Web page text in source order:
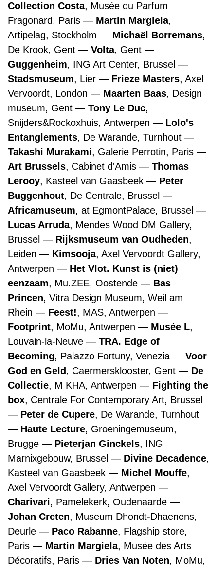
Collection Costa, Musée du Parfum
Fragonard, Paris
Martin Margiela,
Artipelag, Stockholm
Michaël Borremans,
De Krook, Gent
Volta, Gent
Guggenheim, ING Art Center, Brussel
Stadsmuseum, Lier Frieze Masters, Axel
Vervoordt, London
Maarten Baas, Design
museum, Gent
Tony Le Duc,
Snijders&Rockoxhuis, Antwerpen
Lolo's
Entanglements, De Warande, Turnhout
Takashi Murakami, Galerie Perrotin, Paris
Art Brussels, Cabinet d'Amis
Thomas
Lerooy, Kasteel van Gaasbeek
Peter
Buggenhout, De Centrale, Brussel
Africamuseum, at EgmontPalace, Brussel
Lucas Arruda, Mendes Wood DM Gallery,
Brussel
Rijksmuseum van Oudheden,
Leiden
Kimsooja, Axel Vervoordt Gallery,
Antwerpen
Het Vlot. Kunst is (niet)
eenzaam, Mu.ZEE, Oostende
Bas
Princen, Vitra Design Museum, Weil am
Rhein
Feest!, MAS, Antwerpen
Footprint, MoMu, Antwerpen Musée L,
Louvain-la-Neuve
TRA. Edge of
Becoming, Palazzo Fortuny, Venezia
Voor
God en Geld, Caermersklooster, Gent
De
Collectie, M KHA, Antwerpen
Fighting the
box, Centrale For Contemporary Art, Brussel
Peter de Cupere, De Warande, Turnhout
Haute Lecture, Groeningemuseum,
Brugge
Pieterjan Ginckels, ING
Marnixgebouw, Brussel
Divine Decadence,
Kasteel van Gaasbeek
Michel Mouffe,
Axel Vervoordt Gallery, Antwerpen
Charivari, Pamelekerk, Oudenaarde
Johan Creten, Museum Dhondt-Dhaenens,
Deurle
Paco Rabanne, Flagship store,
Paris
Martin Margiela, Musée des Arts
Décoratifs, Paris
Dries Van Noten, MoMu,